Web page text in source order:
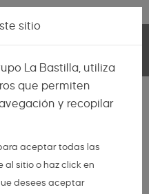
BODA
sitio
La Bastilla, utiliza
que permiten
y recopilar
aceptar todas las
sitio o haz click en
desees aceptar